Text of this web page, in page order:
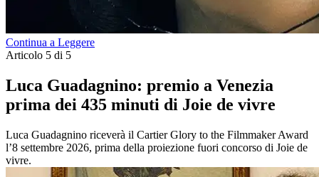
Continua a Leggere
Articolo 5 di 5
Luca Guadagnino: premio a Venezia
prima dei 435 minuti di Joie de vivre
Luca Guadagnino riceverà il Cartier Glory to the Filmmaker Award
l’8 settembre 2026, prima della proiezione fuori concorso di Joie de
vivre.